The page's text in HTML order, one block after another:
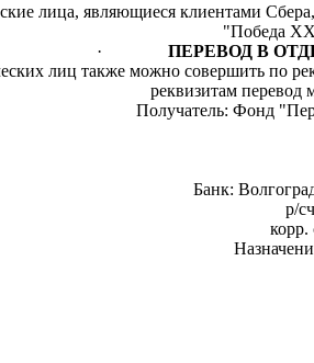
лица, являющиеся клиентами
"Победа
· ПЕРЕВОД В
лиц также можно совершить по
реквизитам перевод
Получатель: Фонд
Банк:
р/
корр.